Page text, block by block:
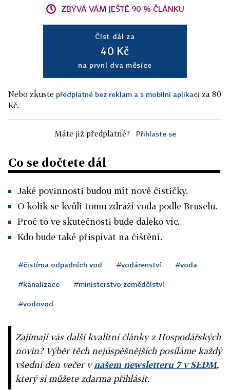
ZBÝVÁ VÁM JEŠTĚ 90 % ČLÁNKU
Číst dál za
40 Kč
na první dva měsíce
Nebo zkuste předplatné bez reklam a s mobilní aplikací za 80
Kč.
Máte již předplatné? Přihlaste se
Co se dočtete dál
Jaké povinnosti budou mít nově čističky.
O kolik se kvůli tomu zdraží voda podle Bruselu.
Proč to ve skutečnosti bude daleko víc.
Kdo bude také přispívat na čištění.
#čistírna odpadních vod #vodárenství #voda
#kanalizace #ministerstvo zemědělství
#vodovod
Zajímají vás další kvalitní články z Hospodářských
novin? Výběr těch nejúspěšnějších posíláme každý
všední den večer vnašem newsletteru 7 v SEDM,
který si můžete zdarma přihlásit.